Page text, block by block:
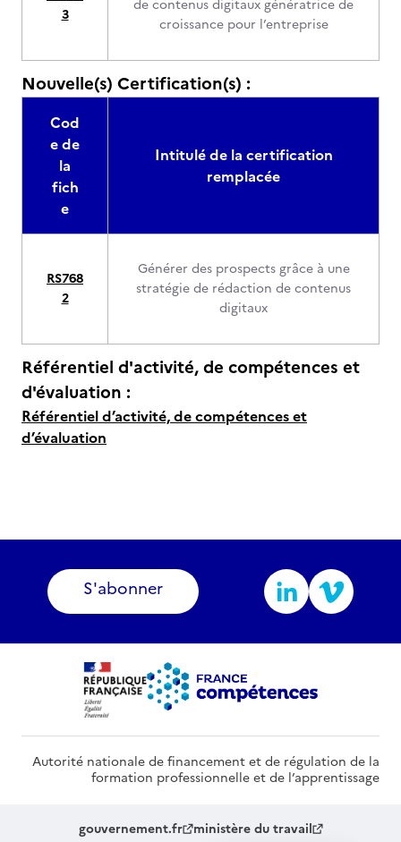
3
de contenus digitaux génératrice de
croissance pour l’entreprise
Nouvelle(s) Certification(s) :
Cod
e de
la
fich
e
Intitulé de la certification
remplacée
RS768
2
Générer des prospects grâce à une
stratégie de rédaction de contenus
digitaux
Référentiel d'activité, de compétences et
d'évaluation :
Référentiel d’activité, de compétences et
d’évaluation
S'abonner
Autorité nationale de financement et de régulation de la
formation professionnelle et de l’apprentissage
gouvernement.fr ministère du travail